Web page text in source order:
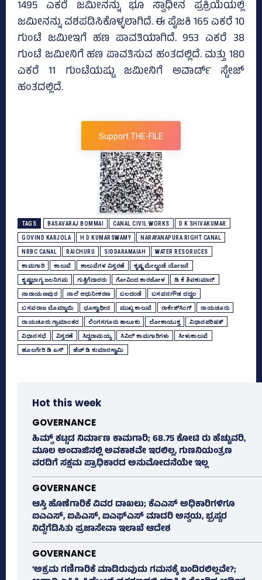
1495 ಎಕರೆ ಜಮೀನನ್ನು ಭೂ ಸ್ವಾಧೀನ ಪ್ರಕ್ರಿಯೆಯಲ್ಲಿ
ಜಮೀನನ್ನು ವಶಪಡಿಸಿಕೊಳ್ಳಲಾಗಿದೆ. ಈ ಪೈಜಕಿ 165 ಎಕರೆ 10
ಗುಂಟೆ ಜಮೀಇಗೆ ಹಣ ಪಾವತಿಯಾಗಿದೆ. 953 ಎಕರೆ 38
ಗುಂಟೆ ಜಮೀನಿಗೆ ಹಣ ಪಾವತಿಸುವ ಹಂತದಲ್ಲಿದೆ. ಮತ್ತು 180
ಎಕರೆ 11 ಗುಂಟೆಯಷ್ಟು ಜಮೀನಿಗೆ ಅವಾರ್ಡ್‌ ಸ್ಟೇಜ್‌
ಹಂತದಲ್ಲಿದೆ.
Support THE-FILE
TAGS BASAVARAJ BOMMAI CANAL CIVIL WORKS D K SHIVAKUMAR
GOVIND KARJOLA H D KUMARSWAMY NARAYANAPURA RIGHT CANAL
NRBC CANAL RAICHURU SIDDARAMAIAH WATER RESORUCES
ಕಾಮಗಾರಿ ಕಾಲುವೆ ಕಾಲುವೆಗಳ ವಿಸ್ತರಣೆ ಕೃಷ್ಣ ಮೇಲ್ದಂಡೆ ಯೋಜನೆ
ಕೃಷ್ಣಭಾಗ್ಯ ಜಲನಿಗಮ ಗುತ್ತಿಗೆದಾರರು ಗೋವಿಂದ ಕಾರಜೋಳ ಡಿ ಕೆ ಶಿವಕುಮಾರ್
ನಾರಾಯಣಪುರ ನಾಲೆ ಆಧುನೀಕರಣ ಬಲದಂಡೆ ಬಸವನಗೌಡ ದದ್ದಲ
ಬಸವರಾಜ ಬೊಮ್ಮಾಯಿ ಭೂಸ್ವಾಧೀನ ಮುಖ್ಯ ಕಾಲುವೆ ರಾಕೇಶ್‌ಸಿಂಗ್‌ ರಾಯಚೂರು
ರಾಯಚೂರು ಗ್ರಾಮಾಂತರ ಲಿಂಗಸಗೂರು ತಾಲೂಕು ಲೋಕಾಯುಕ್ತ ವಿಧಾನಪರಿಷತ್‌
ವಿಧಾನಸಭೆ ವಿಸ್ತರಣೆ ಸಿದ್ದರಾಮಯ್ಯ ಸಿವಿಲ್‌ ಕಾಮಗಾರಿಗಳು ಸೀಳುಕಾಲುವೆ
ಹೂಲಗೇರಿ ಡಿ ಎಸ್‌ ಹೆಚ್‌ ಡಿ ಕುಮಾರಸ್ವಾಮಿ
Hot this week
GOVERNANCE
ಹಿಮ್ಸ್‌ ಕಟ್ಟಡ ನಿರ್ಮಾಣ ಕಾಮಗಾರಿ; 68.75 ಕೋಟಿ ರು ಹೆಚ್ಚುವರಿ,
ಮೂಲ ಅಂದಾಜಿನಲ್ಲಿ ಅವಕಾಶವೇ ಇರಲಿಲ್ಲ, ಗುಣನಿಯಂತ್ರಣ
ವರದಿಗೆ ಸಕ್ಷಮ ಪ್ರಾಧಿಕಾರದ ಅನುಮೋದನೆಯೇ ಇಲ್ಲ
GOVERNANCE
ಆಸ್ತಿ ಹೊಣೆಗಾರಿಕೆ ವಿವರ ದಾಖಲು; ಕೆಎಎಸ್ ಅಧಿಕಾರಿಗಳಿಗೂ
ಐಎಎಸ್‌, ಐಪಿಎಸ್‌, ಐಎಫ್‌ಎಸ್‌ ಮಾದರಿ ಅನ್ವಯ, ಭ್ರಷ್ಟರ
ನಿದ್ದೆಗೆಡಿಸಿತು ಪ್ರಜಾಸೇವಾ ಇಲಾಖೆ ಆದೇಶ
GOVERNANCE
‘ಅಕ್ರಮ ಗಣಿಗಾರಿಕೆ ಮಾಡಿರುವುದು ಗಮನಕ್ಕೆ ಬಂದಿರಲಿಲ್ಲವೇ?;